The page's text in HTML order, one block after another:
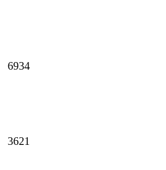
6934
3621